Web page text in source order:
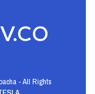
- All Rights